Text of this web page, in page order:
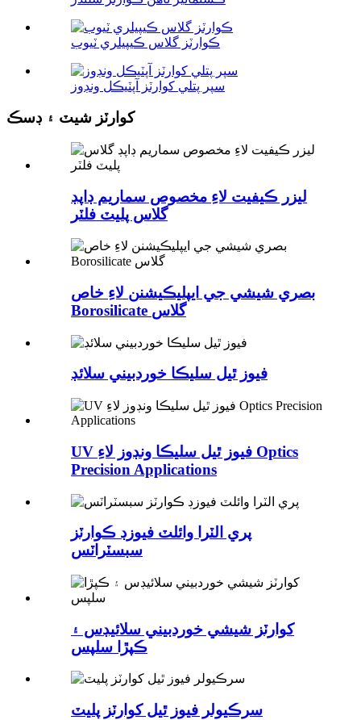
ڪوارٽز گلاس ڪيپيلري ٽيوب
سپر پتلي کوارٽز آپٽيڪل ونڊوز
کوارٽز شيٽ ۽ ڊسڪ
ليزر ڪيفيت لاءِ مخصوص سماريم ڊاپڊ
گلاس پليٽ فلٽر
بصري شيشي جي ايپليڪيشنن لاءِ خاص
Borosilicate گلاس
فيوز ٿيل سليڪا خوردبيني سلائڊ
UV فيوز ٿيل سليڪا ونڊوز لاءِ Optics
Precision Applications
پري الٽرا وائلٽ فيوزڊ ڪوارٽز
سبسٽراٽس
کوارٽز شيشي خوردبيني سلائيڊس ۽
ڪپڙا سلپس
سرڪيولر فيوز ٿيل کوارٽز پليٽ